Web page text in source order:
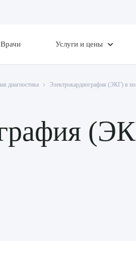
Врачи Услуги и цены
диагностика Электрокардиография (ЭКГ) в